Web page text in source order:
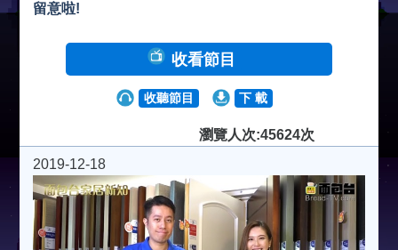
留意啦!
收看節目
收聽節目 下 載
瀏覽人次:45624次
2019-12-18